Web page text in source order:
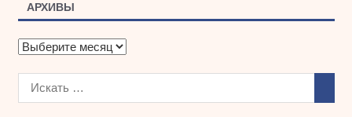
АРХИВЫ
А
х